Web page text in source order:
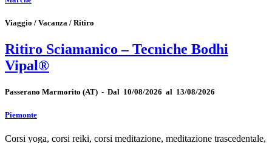
Viaggio / Vacanza / Ritiro
Ritiro Sciamanico – Tecniche Bodhi
Vipal®
Passerano Marmorito (AT) - Dal 10/08/2026 al 13/08/2026
Piemonte
Corsi yoga, corsi reiki, corsi meditazione, meditazione trascedentale,